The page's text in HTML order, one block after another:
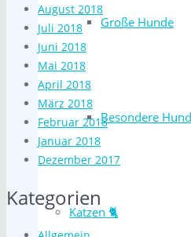
Große Hunde
Besondere
Katzen 🐈
August 2018
Juli 2018
Juni 2018
Mai 2018
April 2018
März 2018
Februar 2018
Januar 2018
Dezember 2017
Kategorien